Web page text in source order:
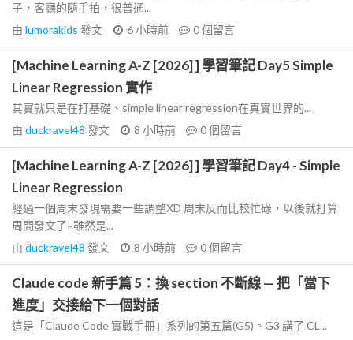
子，客廳的隨手拍，很普通...
由 lumorakids 發文 6 小時前 0個留言
[Machine Learning A-Z [2026] ] 學習筆記 Day5 Simple
Linear Regression 實作
其實就只是在打基礎、simple linear regression在真實世界的...
由 duckravel48 發文 8 小時前 0個留言
[Machine Learning A-Z [2026] ] 學習筆記 Day4 - Simple
Linear Regression
經過一個周末發現需要一些調整XD 周末反而比較忙碌，以後就打算
周間發文了~雖然是...
由 duckravel48 發文 8 小時前 0個留言
Claude code 新手篇 5：換 section 不斷線 — 把「當下
進度」交接給下一個對話
這是「Claude Code 實戰手冊」系列的第五篇(G5)。G3 講了 CL...